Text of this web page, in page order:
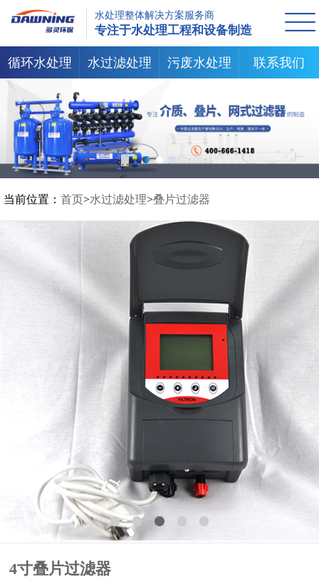
水处理整体解决方案服务商
专注于水处理工程和设备制造
循环水处理 水过滤处理 污废水处理 联系我们
当前位置： 首页>水过滤处理>叠片过滤器
4寸叠片过滤器